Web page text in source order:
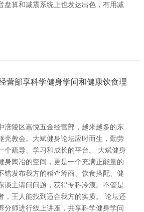
盘算和减震系统上也发达出色，有用减
营部享科学健身学问和健康饮食理
涪陵区嘉悦五金经营部，越来越多的东
壳教会。大斌健身论坛应时而生，勤劳
个疏导、学习和成长的平台。 大斌健身
身陶冶的空间，更是一个充满正能量的
错发布我方的稽查筹商、饮食搭配、健
谈主请问问题，获得专科冷漠。不管是
，王人能找到适合我方的实质。 论坛还
分师进行线上讲座，共享科学健身学问